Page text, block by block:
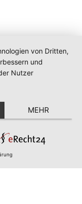
von Dritten,
und
Nutzer
MEHR